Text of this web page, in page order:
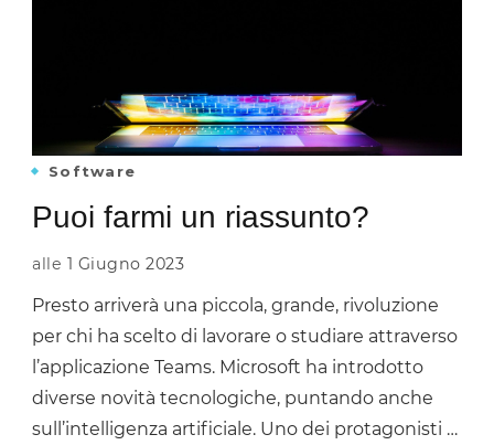
Software
Puoi farmi un riassunto?
alle 1 Giugno 2023
Presto arriverà una piccola, grande, rivoluzione
per chi ha scelto di lavorare o studiare attraverso
l’applicazione Teams. Microsoft ha introdotto
diverse novità tecnologiche, puntando anche
sull’intelligenza artificiale. Uno dei protagonisti …